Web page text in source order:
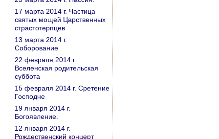
17 марта 2014 г. Частица
святых мощей Царственных
страстотерпцев
13 марта 2014 г.
Соборование
22 февраля 2014 г.
Вселенская родительская
суббота
15 февраля 2014 г. Сретение
Господне
19 января 2014 г.
Богоявление.
12 января 2014 г.
Рождественский концерт